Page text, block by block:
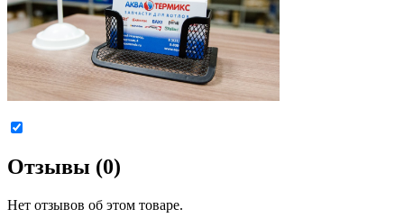
Отзывы (0)
Нет отзывов об этом товаре.